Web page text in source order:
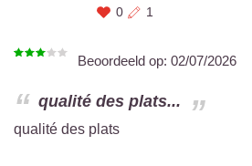
0 1
Beoordeeld op: 02/07/2026
qualité des plats...
qualité des plats